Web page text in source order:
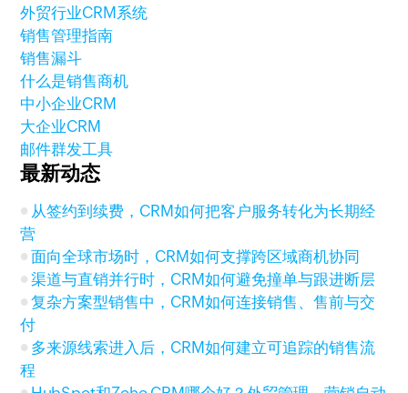
外贸行业CRM系统
销售管理指南
销售漏斗
什么是销售商机
中小企业CRM
大企业CRM
邮件群发工具
最新动态
从签约到续费，CRM如何把客户服务转化为长期经
营
面向全球市场时，CRM如何支撑跨区域商机协同
渠道与直销并行时，CRM如何避免撞单与跟进断层
复杂方案型销售中，CRM如何连接销售、售前与交
付
多来源线索进入后，CRM如何建立可追踪的销售流
程